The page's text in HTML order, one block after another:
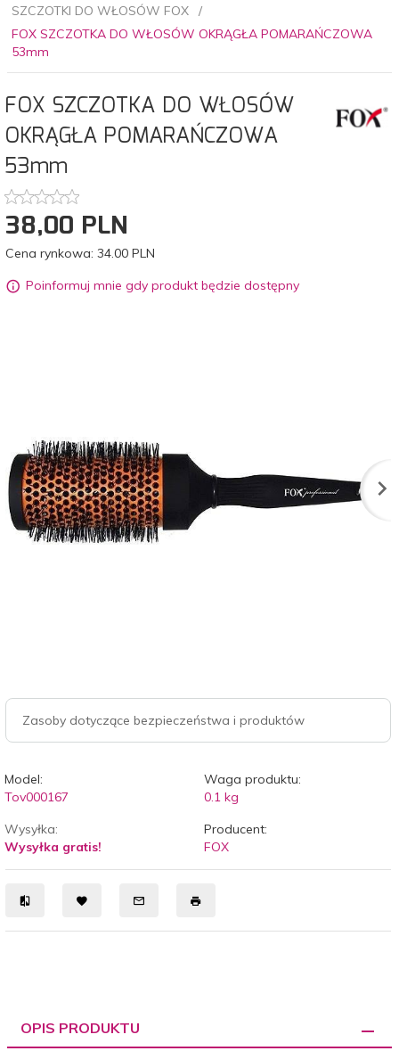
SZCZOTKI DO WŁOSÓW FOX
FOX SZCZOTKA DO WŁOSÓW OKRĄGŁA POMARAŃCZOWA
53mm
FOX SZCZOTKA DO WŁOSÓW
OKRĄGŁA POMARAŃCZOWA
53mm
38,00 PLN
Cena rynkowa: 34.00 PLN
Poinformuj mnie gdy produkt będzie dostępny
Zasoby dotyczące bezpieczeństwa i produktów
Model:
Tov000167
Waga produktu:
0.1 kg
Wysyłka:
Wysyłka gratis!
Producent:
FOX
OPIS PRODUKTU